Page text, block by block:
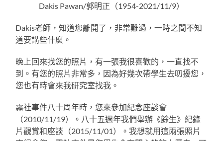
Dakis Pawan/郭明正（1954-2021/11/9）
Dakis老師，知道您離開了，非常難過，一時之間不知
道要講些什麼。
晚上回來找您的照片，有一張我很喜歡的，一直找不
到。有您的照片非常多，因為好幾次帶學生去叨擾您，
您也有時會來我研究室找我。
霧社事件八十周年時，您來參加紀念座談會
（2010/11/19）。八十五週年我們舉辦《餘生》紀錄
片觀賞和座談（2015/11/01）。我想就用這兩張照片